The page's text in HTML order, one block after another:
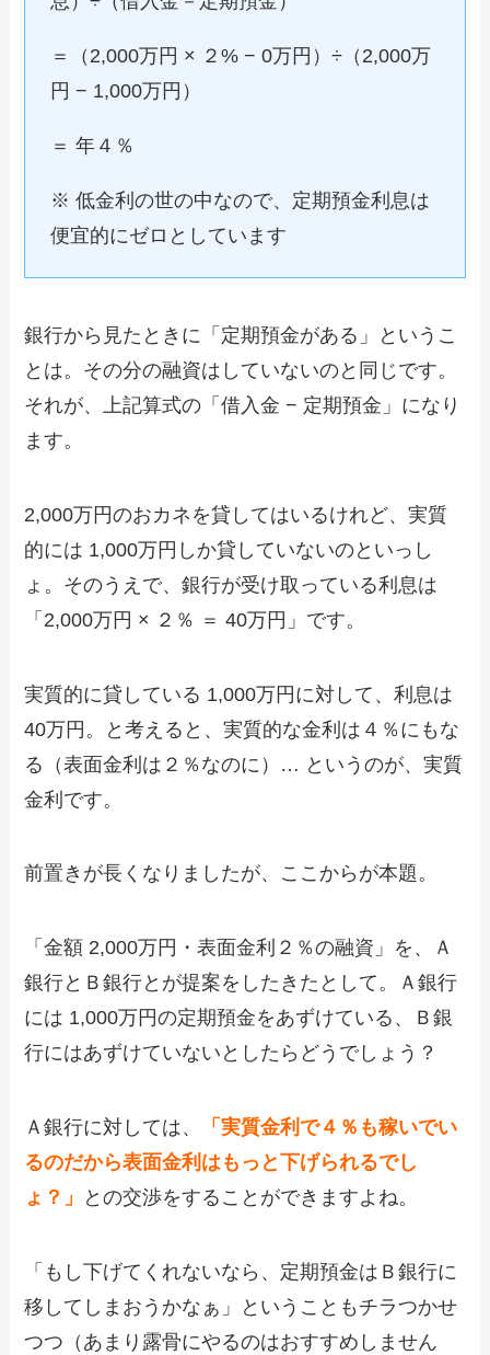
＝（2,000万円 × ２% − 0万円）÷（2,000万
円 − 1,000万円）
＝ 年４％
※ 低金利の世の中なので、定期預金利息は
便宜的にゼロとしています
銀行から見たときに「定期預金がある」というこ
とは。その分の融資はしていないのと同じです。
それが、上記算式の「借入金 − 定期預金」になり
ます。
2,000万円のおカネを貸してはいるけれど、実質
的には 1,000万円しか貸していないのといっし
ょ。そのうえで、銀行が受け取っている利息は
「2,000万円 × ２％ ＝ 40万円」です。
実質的に貸している 1,000万円に対して、利息は
40万円。と考えると、実質的な金利は４％にもな
る（表面金利は２％なのに）… というのが、実質
金利です。
前置きが長くなりましたが、ここからが本題。
「金額 2,000万円・表面金利２％の融資」を、Ａ
銀行とＢ銀行とが提案をしたきたとして。Ａ銀行
には 1,000万円の定期預金をあずけている、Ｂ銀
行にはあずけていないとしたらどうでしょう？
Ａ銀行に対しては、
「実質金利で４％も稼いでい
るのだから表面金利はもっと下げられるでし
ょ？」
との交渉をすることができますよね。
「もし下げてくれないなら、定期預金はＢ銀行に
移してしまおうかなぁ」ということもチラつかせ
つつ（あまり露骨にやるのはおすすめしません